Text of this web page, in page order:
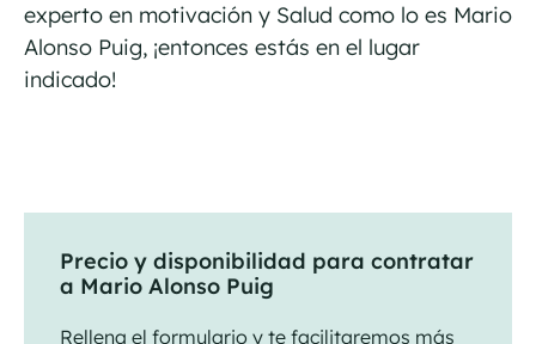
experto en motivación y Salud como lo es Mario
Alonso Puig, ¡entonces estás en el lugar
indicado!
Precio y disponibilidad para contratar
a Mario Alonso Puig
Rellena el formulario y te facilitaremos más